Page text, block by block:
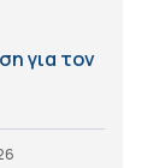
για τον